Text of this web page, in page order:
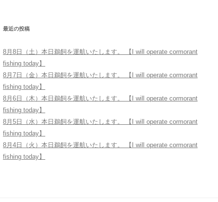
最近の投稿
8月8日（土）本日鵜飼を運航いたします。 【I will operate cormorant
fishing today】
8月7日（金）本日鵜飼を運航いたします。 【I will operate cormorant
fishing today】
8月6日（木）本日鵜飼を運航いたします。 【I will operate cormorant
fishing today】
8月5日（水）本日鵜飼を運航いたします。 【I will operate cormorant
fishing today】
8月4日（火）本日鵜飼を運航いたします。 【I will operate cormorant
fishing today】